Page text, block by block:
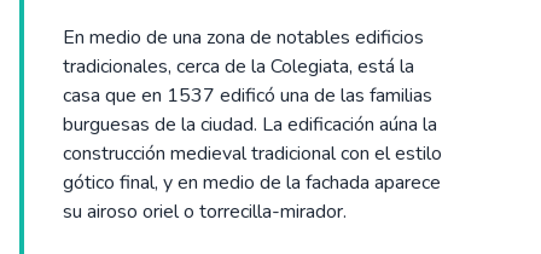
En medio de una zona de notables edificios
tradicionales, cerca de la Colegiata, está la
casa que en 1537 edificó una de las familias
burguesas de la ciudad. La edificación aúna la
construcción medieval tradicional con el estilo
gótico final, y en medio de la fachada aparece
su airoso oriel o torrecilla-mirador.